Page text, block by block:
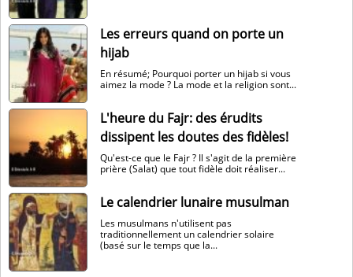
Les erreurs quand on porte un
hijab
En résumé; Pourquoi porter un hijab si vous
aimez la mode ? La mode et la religion sont...
L'heure du Fajr: des érudits
dissipent les doutes des fidèles!
Qu'est-ce que le Fajr ? Il s'agit de la première
prière (Salat) que tout fidèle doit réaliser...
Le calendrier lunaire musulman
Les musulmans n'utilisent pas
traditionnellement un calendrier solaire
(basé sur le temps que la...